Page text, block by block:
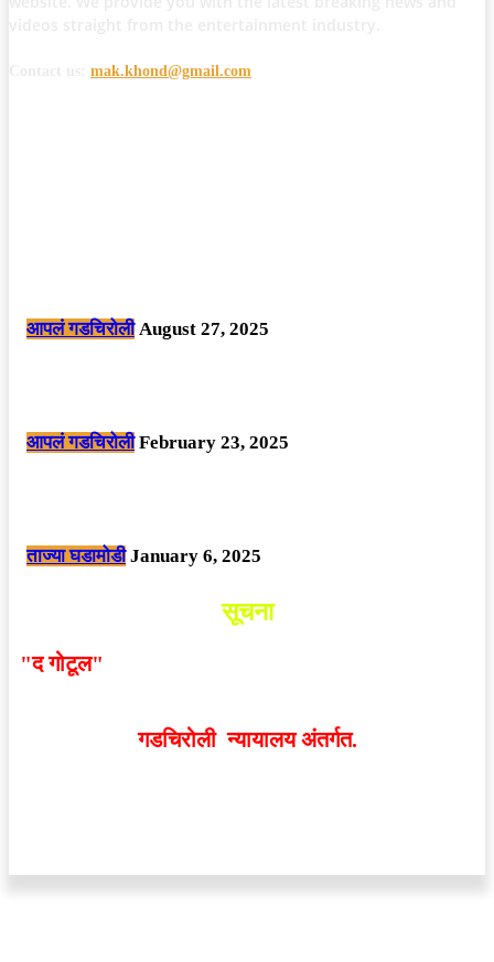
mak.khond@gmail.com
आपलं गडचिरोली August 27, 2025
आपलं गडचिरोली February 23, 2025
ताज्या घडामोडी January 6, 2025
सूचना
"द गोटूल"
गडचिरोली न्यायालय अंतर्गत.